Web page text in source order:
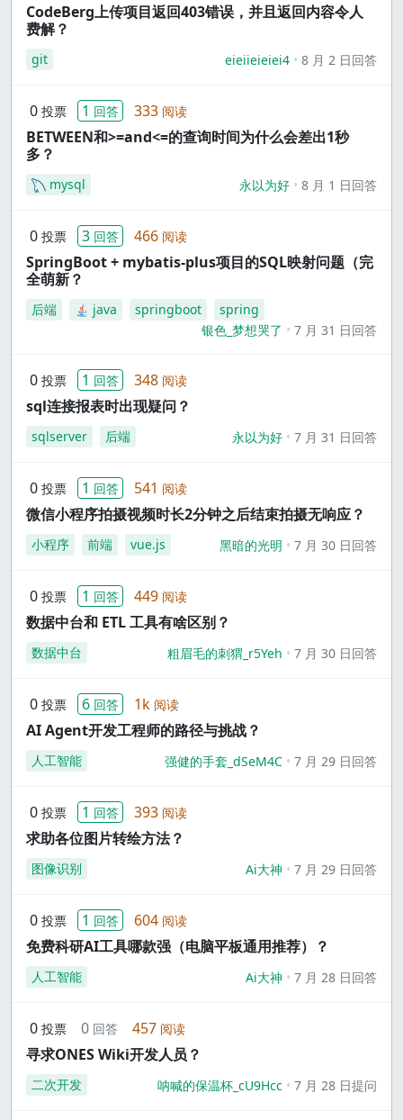
CodeBerg上传项目返回403错误，并且返回内容令人
费解？
git eieiieieiei4 8 月 2 日回答
0 投票 1 回答 333 阅读
BETWEEN和>=and<=的查询时间为什么会差出1秒
多？
mysql 永以为好 8 月 1 日回答
0 投票 3 回答 466 阅读
SpringBoot + mybatis-plus项目的SQL映射问题（完
全萌新？
后端 java springboot
spring
银色_梦想哭了
7 月 31 日回答
0 投票 1 回答 348 阅读
sql连接报表时出现疑问？
sqlserver 后端 永以为好 7 月 31 日回答
0 投票 1 回答 541 阅读
微信小程序拍摄视频时长2分钟之后结束拍摄无响应？
小程序 前端 vue.js 黑暗的光明 7 月 30 日回答
0 投票 1 回答 449 阅读
数据中台和 ETL 工具有啥区别？
数据中台 粗眉毛的刺猬_r5Yeh 7 月 30 日回答
0 投票 6 回答 1k 阅读
AI Agent开发工程师的路径与挑战？
人工智能 强健的手套_dSeM4C 7 月 29 日回答
0 投票 1 回答 393 阅读
求助各位图片转绘方法？
图像识别 Ai大神 7 月 29 日回答
0 投票 1 回答 604 阅读
免费科研AI工具哪款强（电脑平板通用推荐）？
人工智能 Ai大神 7 月 28 日回答
0 投票 0 回答 457 阅读
寻求ONES Wiki开发人员？
二次开发 呐喊的保温杯_cU9Hcc 7 月 28 日提问